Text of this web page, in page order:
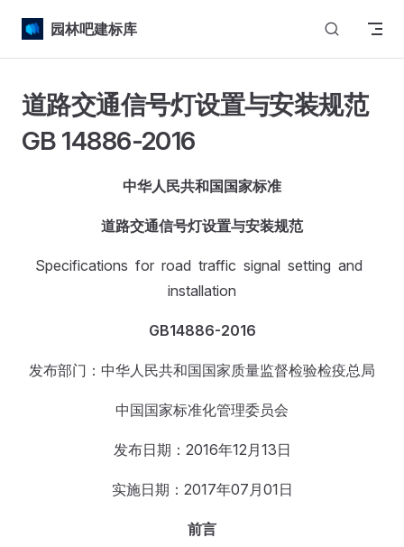
Skip to content
园林吧建标库
道路交通信号灯设置与安装规范
GB 14886-2016
中华人民共和国国家标准
道路交通信号灯设置与安装规范
Specifications for road traffic signal setting and
installation
GB14886-2016
发布部门：中华人民共和国国家质量监督检验检疫总局
中国国家标准化管理委员会
发布日期：2016年12月13日
实施日期：2017年07月01日
前言